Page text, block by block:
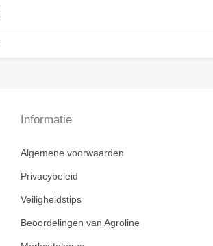
Informatie
Algemene voorwaarden
Privacybeleid
Veiligheidstips
Beoordelingen van Agroline